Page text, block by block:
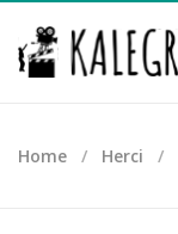
Home Herci